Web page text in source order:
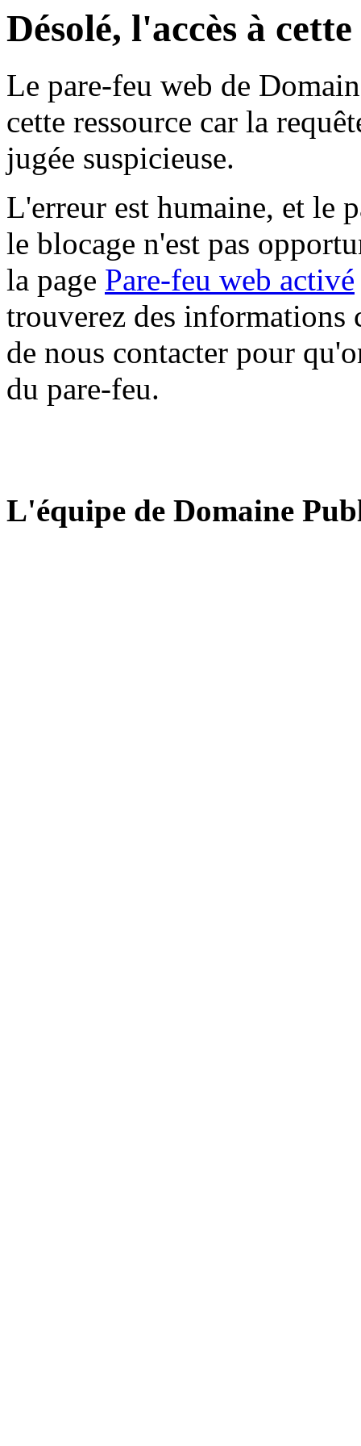
Désolé, l'accès à
Le pare-feu web de
cette ressource car la
jugée suspicieuse.
L'erreur est humaine, et le
le blocage n'est pas
la page Pare-feu web activé
trouverez des informations
de nous contacter pour
du pare-feu.
L'équipe de Domaine